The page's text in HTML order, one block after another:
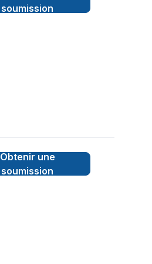
soumission
Obtenir une
soumission